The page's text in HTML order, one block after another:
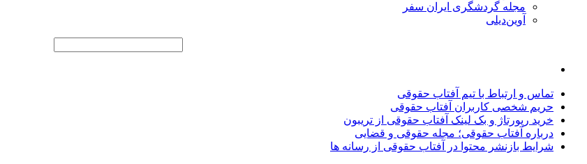
مجله گردشگری ایران سفر
آوین‌دیلی
تماس و ارتباط با تیم آفتاب حقوقی
حریم شخصی کاربران آفتاب حقوقی
خرید رپورتاژ و بک لینک آفتاب حقوقی از تریبون
درباره آفتاب حقوقی؛ مجله حقوقی و قضایی
شرایط بازنشر محتوا در آفتاب حقوقی از رسانه ها